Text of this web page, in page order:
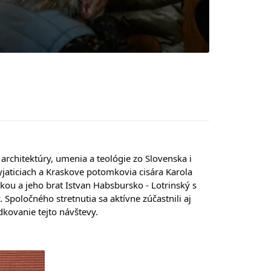
umenia a teológie zo Slovenska i
a Kraskove potomkovia cisára Karola
a jeho brat Istvan Habsbursko - Lotrinský s
stretnutia sa aktívne zúčastnili aj
tejto návštevy.